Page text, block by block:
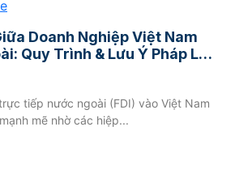
Doanh Nghiệp Việt Nam
Quy Trình & Lưu Ý Pháp Lý
tiếp nước ngoài (FDI) vào Việt Nam
mẽ nhờ các hiệp...